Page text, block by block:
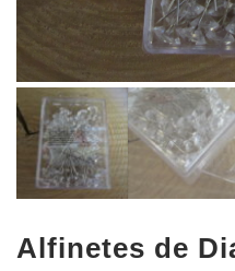
Alfinetes de